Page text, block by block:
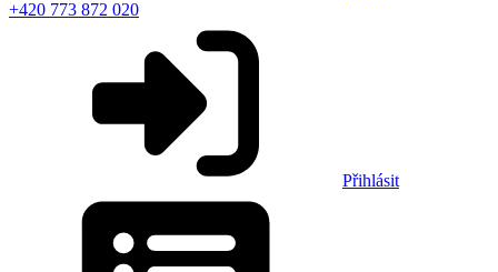
+420 773 872 020
Přihlásit